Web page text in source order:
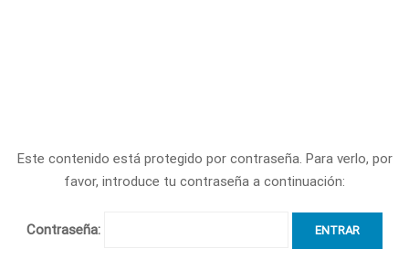
Este contenido está protegido por contraseña. Para verlo, por
favor, introduce tu contraseña a continuación:
Contraseña: